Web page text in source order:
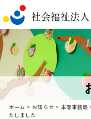
ホーム > お知らせ > 本部事務局
たしました